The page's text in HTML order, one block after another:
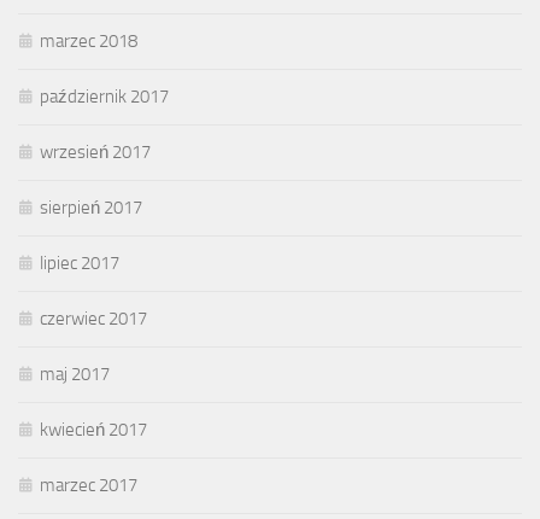
marzec 2018
październik 2017
wrzesień 2017
sierpień 2017
lipiec 2017
czerwiec 2017
maj 2017
kwiecień 2017
marzec 2017